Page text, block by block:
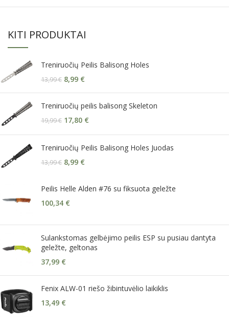
KITI PRODUKTAI
Treniruočių Peilis Balisong Holes
13,99€ 8,99 €
Treniruočių peilis balisong Skeleton
19,99€ 17,80 €
Treniruočių Peilis Balisong Holes Juodas
13,99€ 8,99 €
Peilis Helle Alden #76 su fiksuota geležte
100,34 €
Sulankstomas gelbėjimo peilis ESP su pusiau dantyta
geležte, geltonas
37,99 €
Fenix ALW-01 riešo žibintuvėlio laikiklis
13,49 €